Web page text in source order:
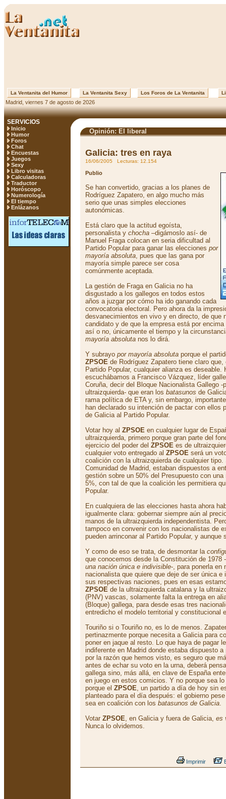
La Ventanita del Humor La Ventanita Sexy Los Foros de La Ventanita
Madrid, viernes 7 de agosto de 2026
SERVICIOS
Inicio
Humor
Foros
Chat
Encuestas
Juegos
Sexy
Libro visitas
Calculadoras
Traductor
Horóscopo
Numerología
El tiempo
Enlázanos
Opinión: El liberal
Galicia: tres en raya
16/06/2005 Lecturas: 12.154
Publio
Se han convertido, gracias a los planes de
Rodríguez Zapatero, en algo mucho más
serio que unas simples elecciones
autonómicas.
Está claro que la actitud egoísta,
personalista y chocha –digámoslo así- de
Manuel Fraga colocan en seria dificultad al
Partido Popular para ganar las elecciones por
mayoría absoluta, pues que las gana por
mayoría simple parece ser cosa
comúnmente aceptada.
La gestión de Fraga en Galicia no ha
disgustado a los gallegos en todos estos
años a juzgar por cómo ha ido ganando cada
convocatoria electoral. Pero ahora da la
desvanecimientos en vivo y en directo, de que
candidato y de que la empresa está por
así o no, únicamente el tiempo y la
mayoría absoluta nos lo dirá.
Y subrayo por mayoría absoluta porque el
ZPSOE de Rodríguez Zapatero tiene claro
Partido Popular, cualquier alianza es deseable.
escuchábamos a Francisco Vázquez, líder
Coruña, decir del Bloque Nacionalista Gallego -
ultraizquierda- que eran los batasunos de
rama política de ETA y, sin embargo,
han declarado su intención de pactar con ellos
de Galicia al Partido Popular.
Votar hoy al ZPSOE en cualquier lugar de
ultraizquierda, primero porque gran parte del
ejercicio del poder del ZPSOE es de
cualquier voto entregado al ZPSOE será un
coalición con la ultraizquierda de cualquier
Comunidad de Madrid, estaban dispuestos a
gestión sobre un 50% del Presupuesto con
5%, con tal de que la coalición les permitiera
Popular.
En cualquiera de las elecciones hasta ahora
igualmente clara: gobernar siempre aún al
manos de la ultraizquierda independentista.
tampoco en convenir con los nacionalistas de
pueden arrinconar al Partido Popular, y aunque
Y como de eso se trata, de desmontar la
que conocemos desde la Constitución de 1978
una nación única e indivisible-, para ponerla en
nacionalista que quiere que deje de ser única e
sus respectivas naciones, pues en esas
ZPSOE de la ultraizquierda catalana y la
(PNV) vascas, solamente falta la entrega en
(Bloque) gallega, para desde esas tres
entredicho el modelo territorial y constitucional
Touriño si o Touriño no, es lo de menos.
pertinazmente porque necesita a Galicia para
poner en jaque al resto. Lo que haya de pagar
indiferente en Madrid donde estaba dispuesto
por la razón que hemos visto, es seguro que
antes de echar su voto en la urna, deberá
gallega sino, más allá, en clave de España
en juego en estos comicios. Y no porque sea
porque el ZPSOE, un partido a día de hoy sin
planteado para el día después: el gobierno
sea en coalición con los batasunos de Galicia.
Votar ZPSOE, en Galicia y fuera de Galicia, es
Nunca lo olvidemos.
Imprimir